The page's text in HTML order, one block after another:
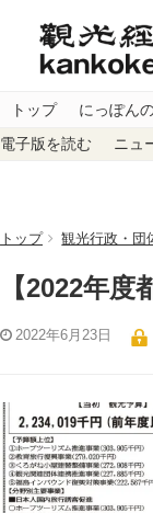
トップ にっぽん
電子版を読む ニュ
トップ 観光行政・団
【2022年
2022年6月23日